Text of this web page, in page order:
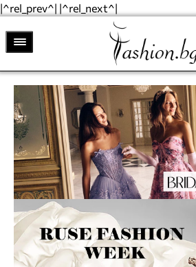
|^rel_prev^| |^rel_next^|